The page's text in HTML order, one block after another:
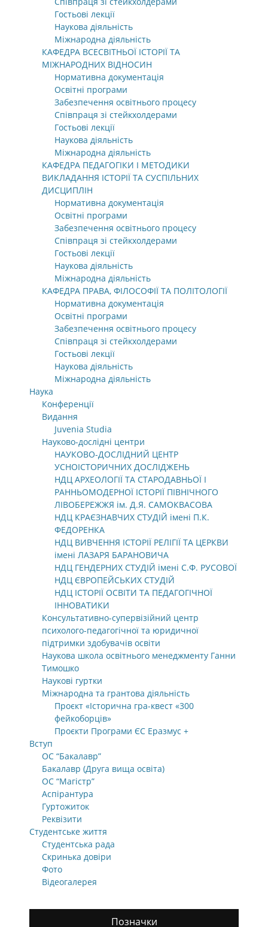
Гостьові лекції
Наукова діяльність
Міжнародна діяльність
КАФЕДРА ВСЕСВІТНЬОЇ ІСТОРІЇ ТА
МІЖНАРОДНИХ ВІДНОСИН
Нормативна документація
Освітні програми
Забезпечення освітнього процесу
Співпраця зі стейкхолдерами
Гостьові лекції
Наукова діяльність
Міжнародна діяльність
КАФЕДРА ПЕДАГОГІКИ І МЕТОДИКИ
ВИКЛАДАННЯ ІСТОРІЇ ТА СУСПІЛЬНИХ
ДИСЦИПЛІН
Нормативна документація
Освітні програми
Забезпечення освітнього процесу
Співпраця зі стейкхолдерами
Гостьові лекції
Наукова діяльність
Міжнародна діяльність
КАФЕДРА ПРАВА, ФІЛОСОФІЇ ТА ПОЛІТОЛОГІЇ
Нормативна документація
Освітні програми
Забезпечення освітнього процесу
Співпраця зі стейкхолдерами
Гостьові лекції
Наукова діяльність
Міжнародна діяльність
Наука
Конференції
Видання
Juvenia Studia
Науково-дослідні центри
НАУКОВО-ДОСЛІДНИЙ ЦЕНТР
УСНОІСТОРИЧНИХ ДОСЛІДЖЕНЬ
НДЦ АРХЕОЛОГІЇ ТА СТАРОДАВНЬОЇ І
РАННЬОМОДЕРНОЇ ІСТОРІЇ ПІВНІЧНОГО
ЛІВОБЕРЕЖЖЯ ім. Д.Я. САМОКВАСОВА
НДЦ КРАЄЗНАВЧИХ СТУДІЙ імені П.К.
ФЕДОРЕНКА
НДЦ ВИВЧЕННЯ ІСТОРІЇ РЕЛІГІЇ ТА ЦЕРКВИ
імені ЛАЗАРЯ БАРАНОВИЧА
НДЦ ГЕНДЕРНИХ СТУДІЙ імені С.Ф. РУСОВОЇ
НДЦ ЄВРОПЕЙСЬКИХ СТУДІЙ
НДЦ ІСТОРІЇ ОСВІТИ ТА ПЕДАГОГІЧНОЇ
ІННОВАТИКИ
Консультативно-супервізійний центр
психолого-педагогічної та юридичної
підтримки здобувачів освіти
Наукова школа освітнього менеджменту Ганни
Тимошко
Наукові гуртки
Міжнародна та грантова діяльність
Проєкт «Історична гра-квест «300
фейкоборців»
Проєкти Програми ЄС Еразмус +
Вступ
ОС “Бакалавр”
Бакалавр (Друга вища освіта)
ОС “Магістр”
Аспірантура
Гуртожиток
Реквізити
Студентське життя
Студентська рада
Скринька довіри
Фото
Відеогалерея
Позначки